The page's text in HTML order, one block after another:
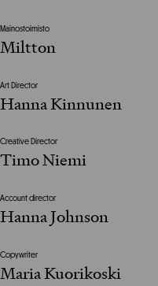
Mainostoimisto
Miltton
Art Director
Hanna Kinnunen
Creative Director
Timo Niemi
Account director
Hanna Johnson
Copywriter
Maria Kuorikoski